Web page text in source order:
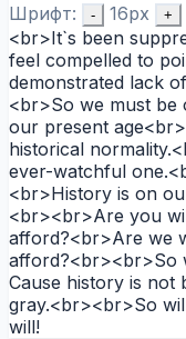
Шрифт: - 16px +
<br>It`s been
feel compelled to
demonstrated lack
<br>So we must
our present
historical
ever-watchful
<br>History is on
<br><br>Are you
afford?<br>Are we
afford?<br><br>So
Cause history is not
gray.<br><br>So
will!